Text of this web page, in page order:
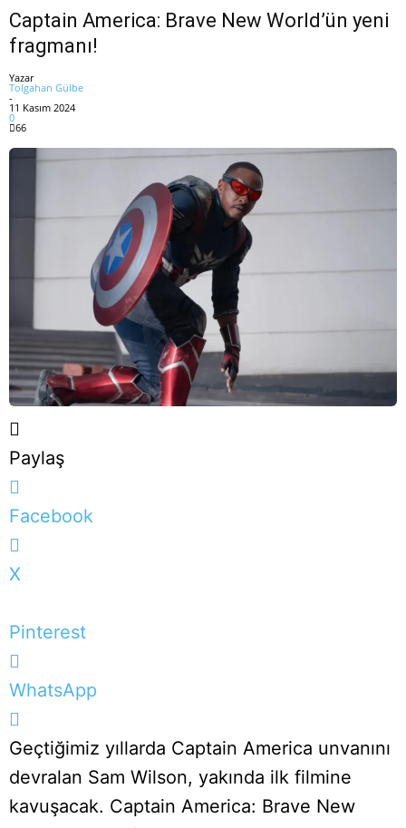
Captain America: Brave New World’ün yeni
fragmanı!
Yazar
Tolgahan Gülbe
-
11 Kasım 2024
0
66
Paylaş
Facebook
X
Pinterest
WhatsApp
Geçtiğimiz yıllarda Captain America unvanını
devralan Sam Wilson, yakında ilk filmine
kavuşacak. Captain America: Brave New